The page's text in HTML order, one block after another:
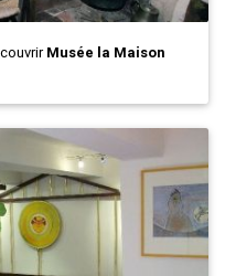
Musée la Maison